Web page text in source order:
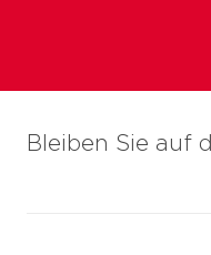
Bleiben Sie auf